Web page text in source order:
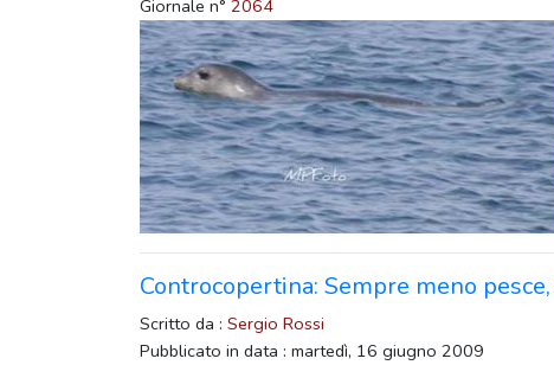
Giornale n° 2064
Controcopertina: Sempre meno
Scritto da : Sergio Rossi
Pubblicato in data : martedì, 16 giugno 2009